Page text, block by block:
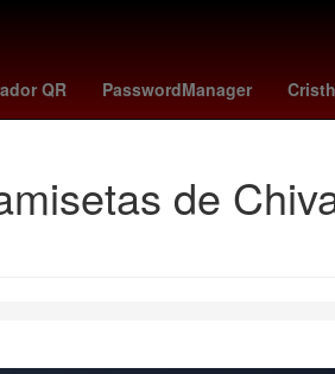
QR PasswordManager
st. louis city sc - real salt lake Beisbol
de